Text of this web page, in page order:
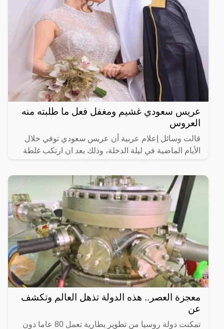
عريس سعودي غشيم ومغفل فعل ما طلبته منه
العروس
قالت وسائل إعلام عربية أن عريس سعودي توفي خلال
الأيام الماضية في ليلة الدخلة، وذلك بعد ان ارتكب غلطة
متوقعة.وفي
معجزة العصر.. هذه الدولة تذهل العالم وتكشف
عن
تمكنت دولة روسيا من تطوير بطارية تعمل 80 عاما دون